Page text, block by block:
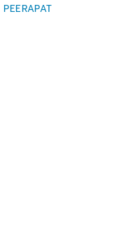
PEERAPAT